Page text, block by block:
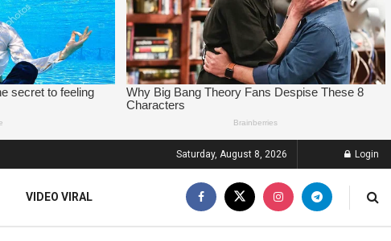
Saturday, August 8, 2026 Login
VIDEO VIRAL